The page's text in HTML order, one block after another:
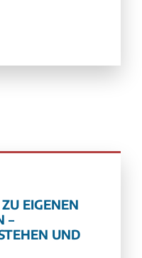
EIGENEN
–
UND